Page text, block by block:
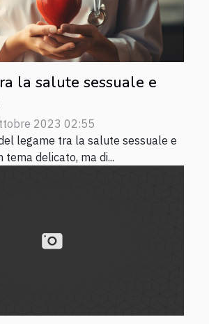
la salute sessuale e
2023 02:55
legame tra la salute sessuale e
delicato, ma di...